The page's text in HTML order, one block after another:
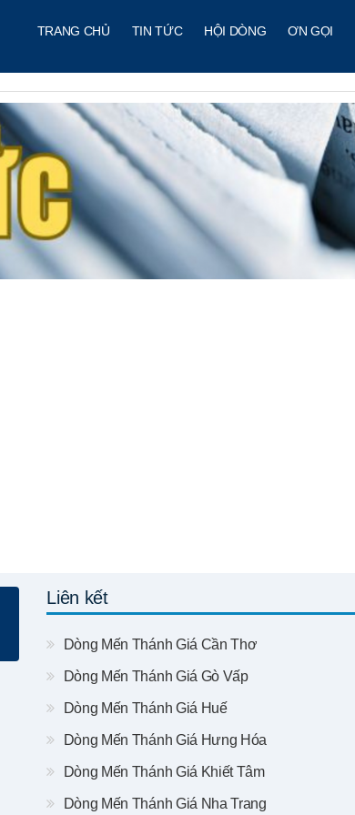
TRANG CHỦ TIN TỨC HỘI DÒNG ƠN GỌI
Liên kết
Dòng Mến Thánh Giá Cần Thơ
Dòng Mến Thánh Giá Gò Vấp
Dòng Mến Thánh Giá Huế
Dòng Mến Thánh Giá Hưng Hóa
Dòng Mến Thánh Giá Khiết Tâm
Dòng Mến Thánh Giá Nha Trang